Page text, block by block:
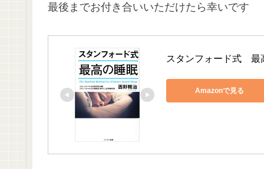
最後までお付き合いいただけたら幸いです
スタンフォード式　最
Amazonで見る